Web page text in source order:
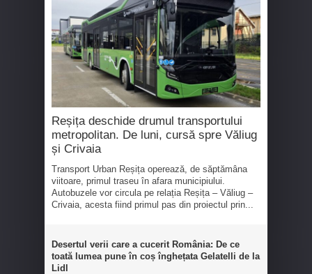
Reșița deschide drumul transportului
metropolitan. De luni, cursă spre Văliug
și Crivaia
Transport Urban Reșița operează, de săptămâna
viitoare, primul traseu în afara municipiului.
Autobuzele vor circula pe relația Reșița – Văliug –
Crivaia, acesta fiind primul pas din proiectul prin...
Desertul verii care a cucerit România: De ce
toată lumea pune în coș înghețata Gelatelli de la
Lidl